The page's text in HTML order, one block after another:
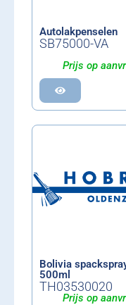
Autolakpenselen
SB75000-VA
Prijs op
Bolivia
500ml
TH03530020
Prijs op